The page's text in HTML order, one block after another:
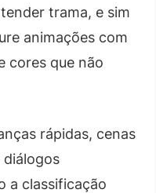
trama, e sim
animações com
cores que não
rápidas, cenas
diálogos
a classificação